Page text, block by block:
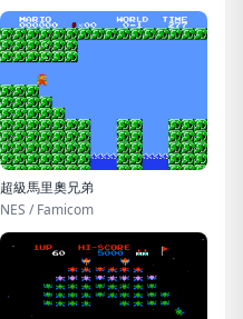
超級馬里奧兄弟
NES / Famicom